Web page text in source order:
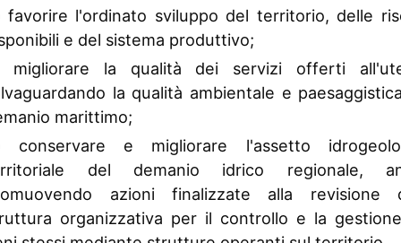
favorire l'ordinato sviluppo del territorio, delle
e del sistema produttivo;
migliorare la qualità dei servizi offerti
la qualità ambientale e
marittimo;
conservare e migliorare l'assetto
del demanio idrico regionale,
azioni finalizzate alla revisione
organizzativa per il controllo e la